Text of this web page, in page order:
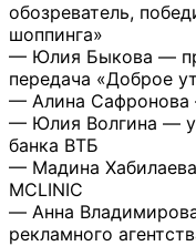
обозреватель,
шоппинга»
— Юлия Быкова —
передача «Доброе
— Алина Сафронова
— Юлия Волгина —
банка ВТБ
— Мадина
MCLINIC
— Анна
рекламного